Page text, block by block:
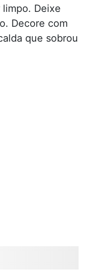
Deixe
Decore com
que sobrou